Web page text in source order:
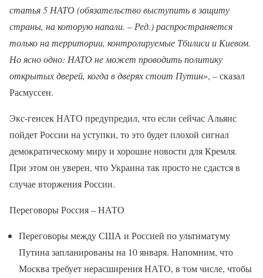
статья 5 НАТО (обязательство выступить в защиту
страны, на которую напали. – Ред.) распространяется
только на территории, контролируемые Тбилиси и Киевом.
Но ясно одно: НАТО не может проводить политику
открытых дверей, когда в дверях стоит Путин», – сказал
Расмуссен.
Экс-генсек НАТО предупредил, что если сейчас Альянс
пойдет России на уступки, то это будет плохой сигнал
демократическому миру и хорошие новости для Кремля.
При этом он уверен, что Украина так просто не сдастся в
случае вторжения России.
Переговоры Россия – НАТО
Переговоры между США и Россией по ультиматуму
Путина запланированы на 10 января. Напомним, что
Москва требует нерасширения НАТО, в том числе, чтобы